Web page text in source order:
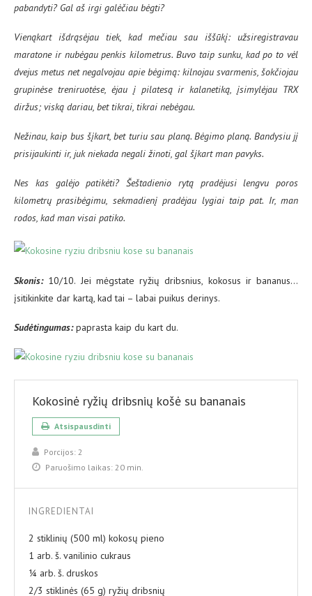
pabandyti? Gal aš irgi galėčiau bėgti?
Vienąkart išdrąsėjau tiek, kad mečiau sau iššūkį: užsiregistravau
maratone ir nubėgau penkis kilometrus. Buvo taip sunku, kad po to vėl
dvejus metus net negalvojau apie bėgimą: kilnojau svarmenis, šokčiojau
grupinėse treniruotėse, ėjau į pilatesą ir kalanetiką, įsimylėjau TRX
diržus; viską dariau, bet tikrai, tikrai nebėgau.
Nežinau, kaip bus šįkart, bet turiu sau planą. Bėgimo planą. Bandysiu jį
prisijaukinti ir, juk niekada negali žinoti, gal šįkart man pavyks.
Nes kas galėjo patikėti? Šeštadienio rytą pradėjusi lengvu poros
kilometrų prasibėgimu, sekmadienį pradėjau lygiai taip pat. Ir, man
rodos, kad man visai patiko.
Skonis:10/10. Jei mėgstate ryžių dribsnius, kokosus ir bananus…
įsitikinkite dar kartą, kad tai – labai puikus derinys.
Sudėtingumas:paprasta kaip du kart du.
Kokosinė ryžių dribsnių košė su bananais
Atsispausdinti
Porcijos: 2
Paruošimo laikas: 20 min.
INGREDIENTAI
2 stiklinių (500 ml) kokosų pieno
1 arb. š. vanilinio cukraus
¼ arb. š. druskos
2/3 stiklinės (65 g) ryžių dribsnių